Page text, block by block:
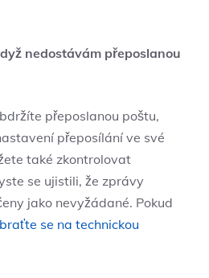
nedostávám přeposlanou
přeposlanou poštu,
přeposílání ve své
také zkontrolovat
se ujistili, že zprávy
jako nevyžádané. Pokud
se na technickou